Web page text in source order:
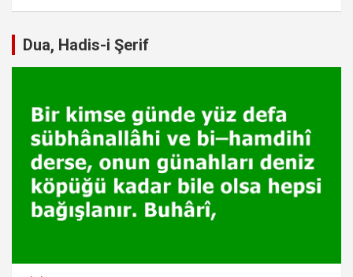
Dua, Hadis-i Şerif